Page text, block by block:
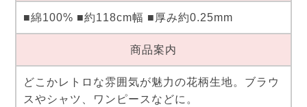
■綿100% ■約118cm幅 ■厚み約0.25mm
商品案内
どこかレトロな雰囲気が魅力の花柄生地。ブラウ
スやシャツ、ワンピースなどに。